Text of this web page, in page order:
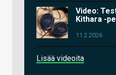
Video:
Kithara -
11.2.2026
Lisää videoita